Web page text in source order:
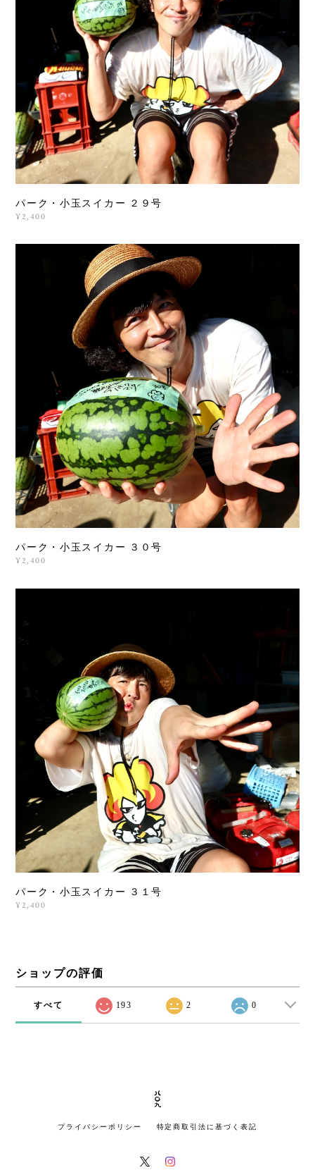
パーク・小玉スイカー ２９号
¥2,400
パーク・小玉スイカー ３０号
¥2,400
パーク・小玉スイカー ３１号
¥2,400
ショップの評価
すべて 193 2 0
プライバシーポリシー 特定商取引法に基づく表記